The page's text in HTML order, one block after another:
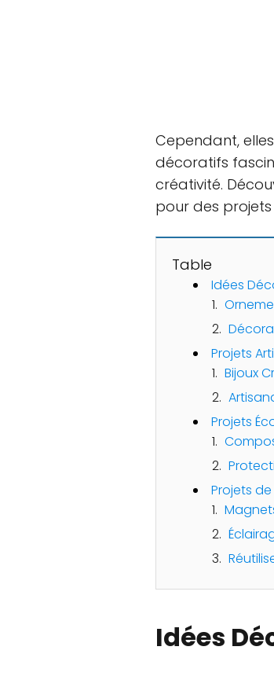
Cependant,
décoratifs
créativité.
pour des projets
Table
Idées
Projets
Bijoux
Projets
Projets
Idées